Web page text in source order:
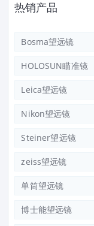
热销产品
Bosma望远镜
HOLOSUN瞄准镜
Leica望远镜
Nikon望远镜
Steiner望远镜
zeiss望远镜
单筒望远镜
博士能望远镜